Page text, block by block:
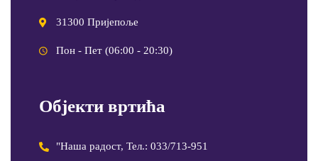
31300 Пријепоље
Пон - Пет (06:00 - 20:30)
Објекти вртића
"Наша радост, Тел.: 033/713-951